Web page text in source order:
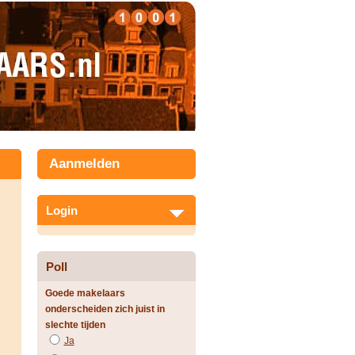
Aanmelden
Login
Poll
Goede makelaars
onderscheiden zich juist in
slechte tijden
Ja